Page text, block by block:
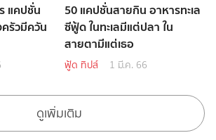
แคปชั่น
รัวมีควัน
50 แคปชั่นสายกิน อาหารทะเล
ซีฟู้ด ในทะเลมีแต่ปลา ใน
สายตามีแต่เธอ
ฟู้ด ทิปส์ 1 มี.ค. 66
ดูเพิ่มเติม